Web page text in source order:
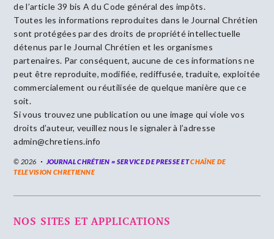
de l’article 39 bis A du Code général des impôts.
Toutes les informations reproduites dans le Journal Chrétien
sont protégées par des droits de propriété intellectuelle
détenus par le Journal Chrétien et les organismes
partenaires. Par conséquent, aucune de ces informations ne
peut être reproduite, modifiée, rediffusée, traduite, exploitée
commercialement ou réutilisée de quelque manière que ce
soit.
Si vous trouvez une publication ou une image qui viole vos
droits d’auteur, veuillez nous le signaler à l’adresse
admin@chretiens.info
© 2026 JOURNAL CHRÉTIEN = SERVICE DE PRESSE ETCHAÎNE DE
TELEVISION CHRETIENNE
NOS SITES ET APPLICATIONS